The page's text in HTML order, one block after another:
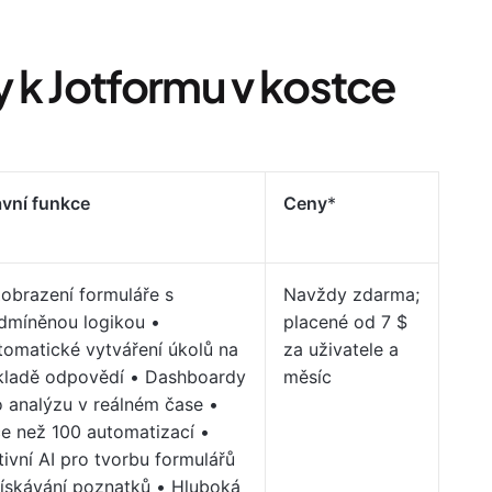
k Jotformu v kostce
funkce Ceny*
formuláře s
logikou •
vytváření úkolů na
odpovědí • Dashboardy
analýzu v reálném čase •
než 100 automatizací •
AI pro tvorbu formulářů
poznatků • Hluboká
Navždy zdarma;
placené od 7 $
za uživatele a
měsíc